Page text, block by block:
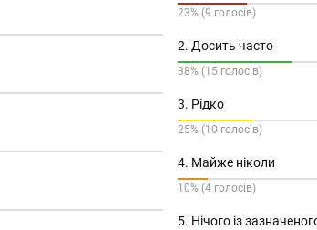
23% (9 голосів)
2. Досить часто
38% (15 голосів)
3. Рідко
25% (10 голосів)
4. Майже ніколи
10% (4 голосів)
5. Нічого із